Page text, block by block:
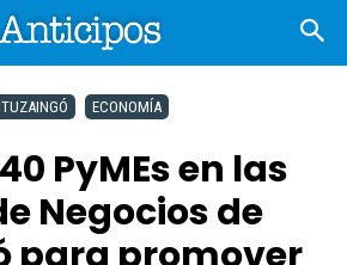
ECONOMÍA
PyMEs en las
Negocios de